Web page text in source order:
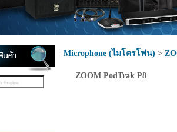
Microphone (ไมโครโฟน) >
ZOOM PodTrak P8